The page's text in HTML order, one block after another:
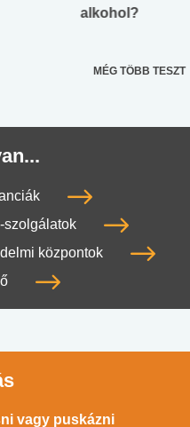
alkohol?
MÉG TÖBB TESZT
szolgálatok
központok
vagy puskázni